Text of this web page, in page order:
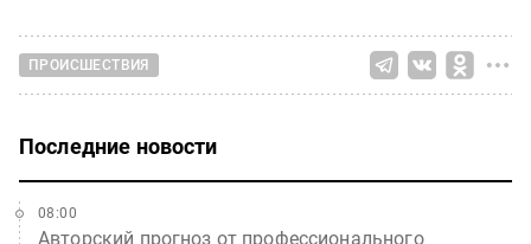
ПРОИСШЕСТВИЯ
Последние новости
Авторский прогноз от профессионального
08:00